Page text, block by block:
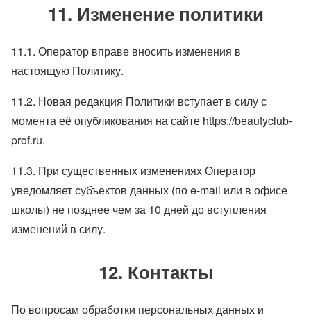
11. Изменение политики
11.1. Оператор вправе вносить изменения в
настоящую Политику.
11.2. Новая редакция Политики вступает в силу с
момента её опубликования на сайте https://beautyclub-
prof.ru.
11.3. При существенных изменениях Оператор
уведомляет субъектов данных (по e-mail или в офисе
школы) не позднее чем за 10 дней до вступления
изменений в силу.
12. Контакты
По вопросам обработки персональных данных и